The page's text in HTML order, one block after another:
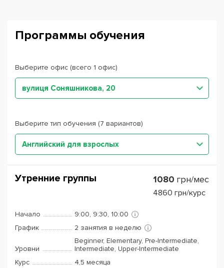
Программы обучения
Выберите офис (всего 1 офис)
вулиця Соняшникова, 20
Выберите тип обучения (7 вариантов)
Английский для взрослых
Утренние группы 1080 грн/мес
4860 грн/курс
Начало
9:00, 9:30, 10:00
График
2 занятия в неделю
Уровни
Beginner, Elementary, Pre-Intermediate,
Intermediate, Upper-Intermediate
Курс
4,5 месяца